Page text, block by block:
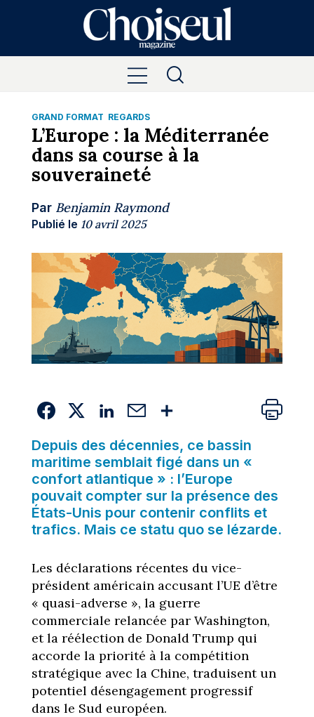
GRAND FORMAT REGARDS
L’Europe : la Méditerranée
dans sa course à la
souveraineté
Par Benjamin Raymond
Publié le 10 avril 2025
Depuis des décennies, ce bassin
maritime semblait figé dans un «
confort atlantique » : l’Europe
pouvait compter sur la présence des
États-Unis pour contenir conflits et
trafics. Mais ce statu quo se lézarde.
Les déclarations récentes du vice-
président américain accusant l’UE d’être
« quasi-adverse », la guerre
commerciale relancée par Washington,
et la réélection de Donald Trump qui
accorde la priorité à la compétition
stratégique avec la Chine, traduisent un
potentiel désengagement progressif
dans le Sud européen.